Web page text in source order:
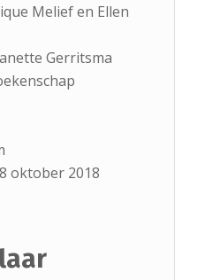
Melief en Ellen
Gerritsma
oktober 2018